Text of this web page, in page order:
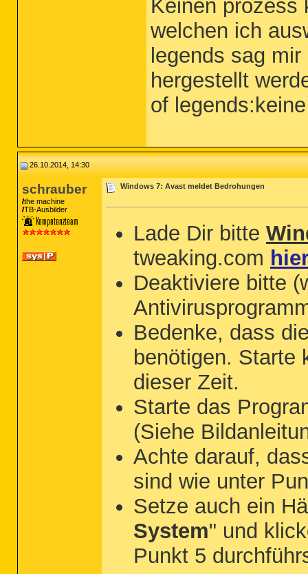
Keinen prozess
welchen ich
legends sag
hergestellt
of
26.10.2014, 14:30
schrauber
the machine
TB-Ausbilder
Windows 7: Avast meldet Bedrohungen
Lade Dir bitte
tweaking.com
Deaktiviere bitte
Bedenke, dass
benötigen. Starte
dieser Zeit.
Starte das
(Siehe
Achte darauf,
sind wie unter
Setze auch ein
System" und
Punkt 5